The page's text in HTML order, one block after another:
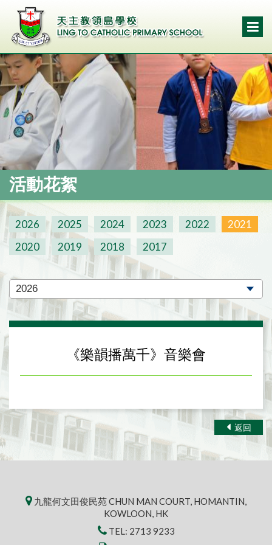
活動花絮
2026 2025 2024 2023 2022
2021
2020
2019 2018 2017
《樂韻播萬千》音樂會
返回
九龍何文田俊民苑 CHUN MAN COURT, HOMANTIN,
KOWLOON, HK
TEL: 2713 9233